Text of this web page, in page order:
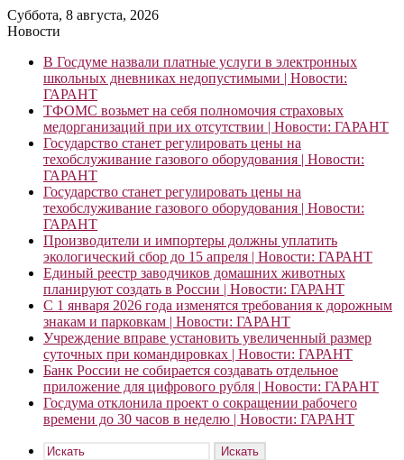
Суббота, 8 августа, 2026
Новости
В Госдуме назвали платные услуги в электронных
школьных дневниках недопустимыми | Новости:
ГАРАНТ
ТФОМС возьмет на себя полномочия страховых
медорганизаций при их отсутствии | Новости: ГАРАНТ
Государство станет регулировать цены на
техобслуживание газового оборудования | Новости:
ГАРАНТ
Государство станет регулировать цены на
техобслуживание газового оборудования | Новости:
ГАРАНТ
Производители и импортеры должны уплатить
экологический сбор до 15 апреля | Новости: ГАРАНТ
Единый реестр заводчиков домашних животных
планируют создать в России | Новости: ГАРАНТ
С 1 января 2026 года изменятся требования к дорожным
знакам и парковкам | Новости: ГАРАНТ
Учреждение вправе установить увеличенный размер
суточных при командировках | Новости: ГАРАНТ
Банк России не собирается создавать отдельное
приложение для цифрового рубля | Новости: ГАРАНТ
Госдума отклонила проект о сокращении рабочего
времени до 30 часов в неделю | Новости: ГАРАНТ
Искать